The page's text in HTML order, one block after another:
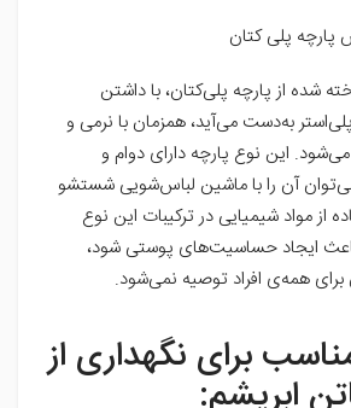
پلی کتان
شده از پارچه پلی‌کتان، با داشتن
به‌دست می‌آید، همزمان با نرمی و
این نوع پارچه دارای دوام و
آن را با ماشین لباس‌شویی شستشو
از مواد شیمیایی در ترکیبات این نوع
ایجاد حساسیت‌های پوستی شود،
برای همه‌ی افراد توصیه نمی‌شود.
برای نگهداری از